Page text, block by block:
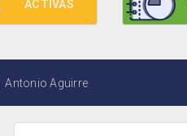
ACTIVAS
Antonio Aguirre